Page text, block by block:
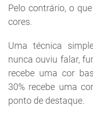
Pelo contrário, o
cores.
Uma técnica
nunca ouviu falar,
recebe uma cor
30% recebe uma
ponto de destaque.